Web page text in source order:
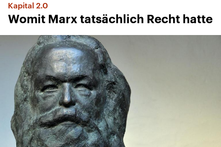
Kapital 2.0
Womit Marx tatsächlich Recht hatte